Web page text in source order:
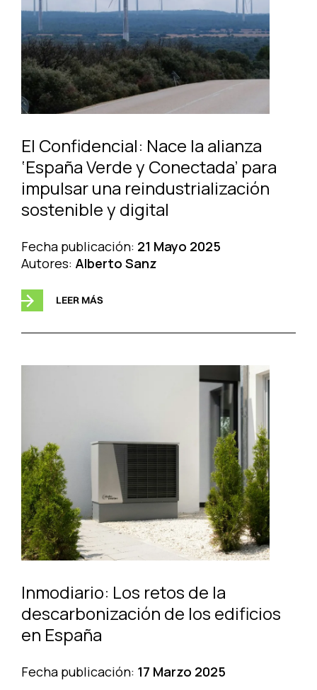
El Confidencial: Nace la alianza
‘España Verde y Conectada’ para
impulsar una reindustrialización
sostenible y digital
Fecha publicación: 21 Mayo 2025
Autores: Alberto Sanz
LEER MÁS
Inmodiario: Los retos de la
descarbonización de los edificios
en España
Fecha publicación: 17 Marzo 2025